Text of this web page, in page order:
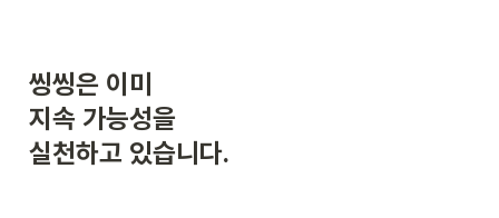
씽씽은 이미
지속 가능성을
실천하고 있습니다.